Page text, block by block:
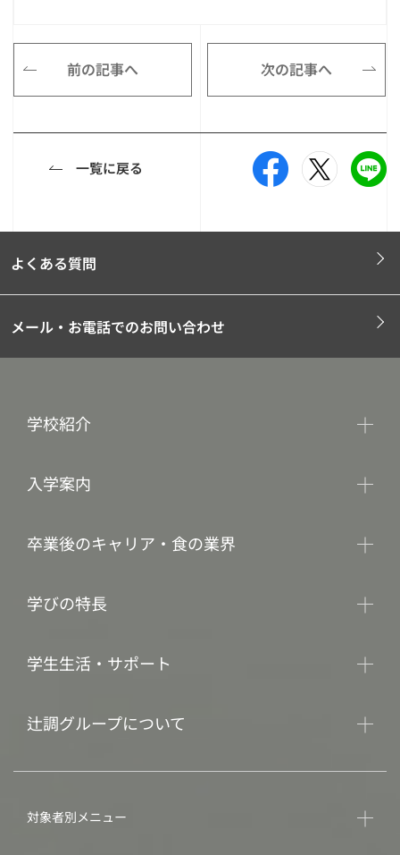
前の記事へ 次の記事へ
一覧に戻る
よくある質問
メール・お電話でのお問い合わせ
学校紹介
入学案内
卒業後のキャリア・食の業界
学びの特長
学生生活・サポート
辻調グループについて
対象者別メニュー